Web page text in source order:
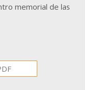
memorial de las